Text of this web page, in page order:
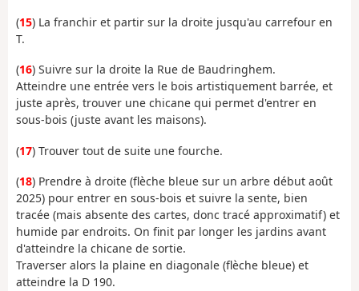
(15) La franchir et partir sur la droite jusqu'au carrefour en
T.
(16) Suivre sur la droite la Rue de Baudringhem.
Atteindre une entrée vers le bois artistiquement barrée, et
juste après, trouver une chicane qui permet d'entrer en
sous-bois (juste avant les maisons).
(17) Trouver tout de suite une fourche.
(18) Prendre à droite (flèche bleue sur un arbre début août
2025) pour entrer en sous-bois et suivre la sente, bien
tracée (mais absente des cartes, donc tracé approximatif) et
humide par endroits. On finit par longer les jardins avant
d'atteindre la chicane de sortie.
Traverser alors la plaine en diagonale (flèche bleue) et
atteindre la D 190.